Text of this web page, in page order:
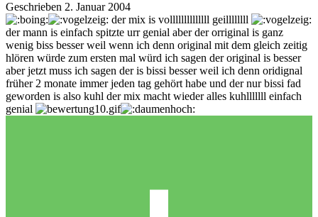
Geschrieben 2. Januar 2004
der mix is vollllllllllllll geillllllll
der mann is einfach spitzte urr genial aber der orriginal is ganz
wenig biss besser weil wenn ich denn original mit dem gleich zeitig
hlören würde zum ersten mal würd ich sagen der original is besser
aber jetzt muss ich sagen der is bissi besser weil ich denn oridignal
früher 2 monate immer jeden tag gehört habe und der nur bissi fad
geworden is also kuhl der mix macht wieder alles kuhlllllll einfach
genial